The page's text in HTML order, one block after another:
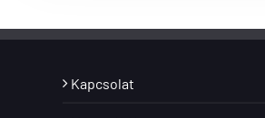
Kapcsolat